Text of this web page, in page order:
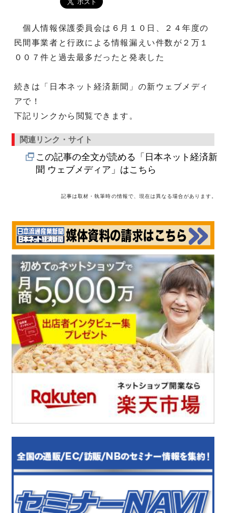
個人情報保護委員会は６月１０日、２４年度の
民間事業者と行政による情報漏えい件数が２万１
００７件と過去最多だったと発表した
続きは「日本ネット経済新聞」の新ウェブメディ
アで！
下記リンクから閲覧できます。
関連リンク・サイト
この記事の全文が読める「日本ネット経済新
聞 ウェブメディア」はこちら
記事は取材・執筆時の情報で、現在は異なる場合があります。